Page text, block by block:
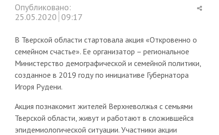
Опубликовано:
25.05.2020 09:17
В Тверской области стартовала акция «Откровенно о
семейном счастье». Ее организатор – региональное
Министерство демографической и семейной политики,
созданное в 2019 году по инициативе Губернатора
Игоря Рудени.
Акция познакомит жителей Верхневолжья с семьями
Тверской области, живут и работают в сложившейся
эпидемиологической ситуации. Участники акции